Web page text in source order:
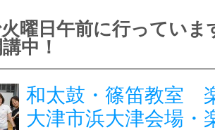
曜日午前に行っていま
中！
和太鼓・篠笛教室
大津市浜大津会場・